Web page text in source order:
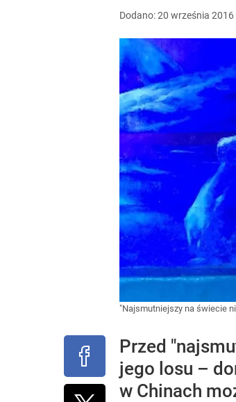
Zaginęły 3 siostry. Najmłodsza ma
Dodano:20 września 2016
"Najsmutniejszy na świecie
Przed
jego losu –
w Chinach